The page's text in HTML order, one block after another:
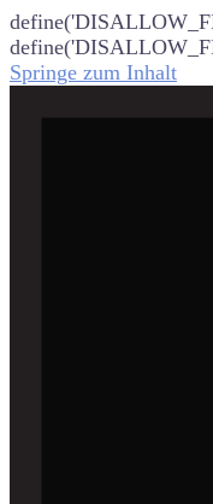
Springe zum Inhalt